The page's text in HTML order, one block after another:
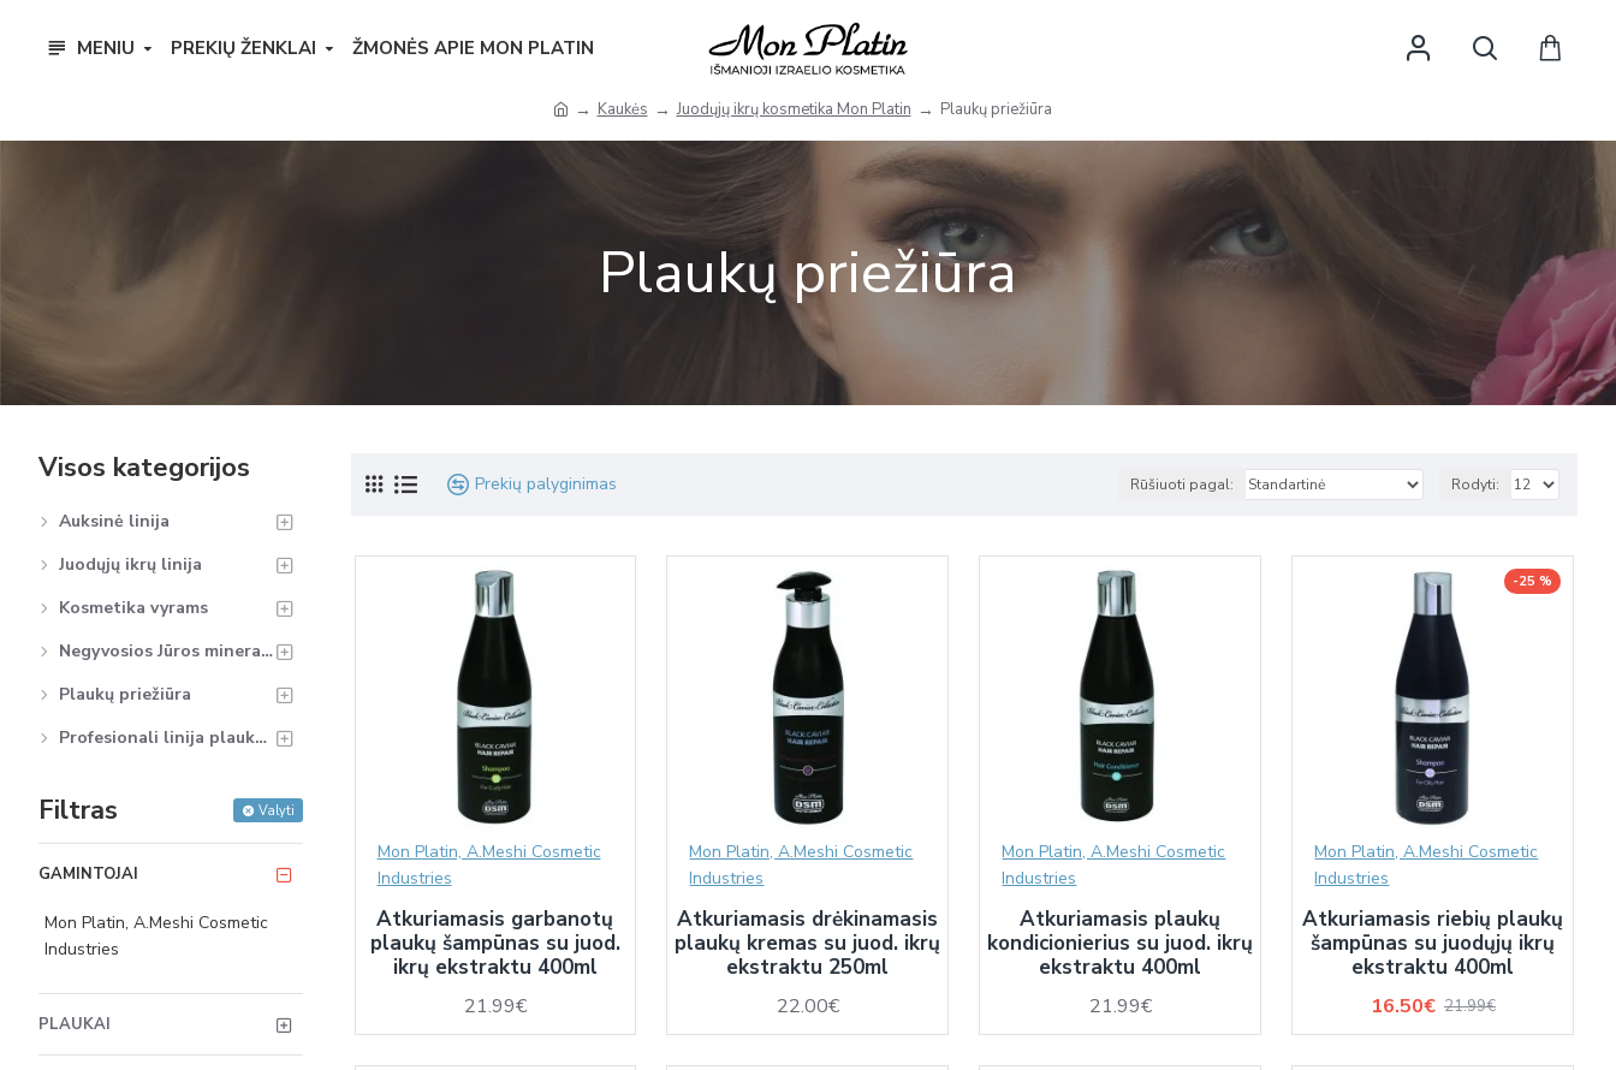
MENIU PREKIŲ ŽENKLAI ŽMONĖS APIE MON PLATIN
Kaukės Juodųjų ikrų kosmetika Mon Platin Plaukų priežiūra
Plaukų priežiūra
Visos kategorijos
Auksinė linija
Juodųjų ikrų linija
Kosmetika vyrams
Negyvosios Jūros mineralų linija
Plaukų priežiūra
Profesionali linija plaukams
Filtras Valyti
GAMINTOJAI
Mon Platin, A.Meshi Cosmetic
Industries
PLAUKAI
Prekių palyginimas Rūšiuoti pagal: Rodyti:
Mon Platin, A.Meshi Cosmetic
Industries
Atkuriamasis garbanotų
plaukų šampūnas su juod.
ikrų ekstraktu 400ml
21.99€
Mon Platin, A.Meshi Cosmetic
Industries
Atkuriamasis drėkinamasis
plaukų kremas su juod. ikrų
ekstraktu 250ml
22.00€
Mon Platin, A.Meshi Cosmetic
Industries
Atkuriamasis plaukų
kondicionierius su juod. ikrų
ekstraktu 400ml
21.99€
-25 %
Mon Platin, A.Meshi Cosmetic
Industries
Atkuriamasis riebių plaukų
šampūnas su juodųjų ikrų
ekstraktu 400ml
16.50€ 21.99€